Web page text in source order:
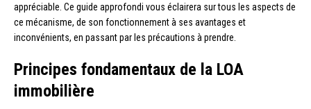
appréciable. Ce guide approfondi vous éclairera sur tous les aspects de
ce mécanisme, de son fonctionnement à ses avantages et
inconvénients, en passant par les précautions à prendre.
Principes fondamentaux de la LOA
immobilière